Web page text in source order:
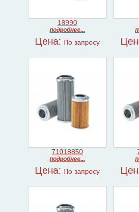
18990
подробнее...
Цена: По запросу
71018850
подробнее...
Цена: По запросу